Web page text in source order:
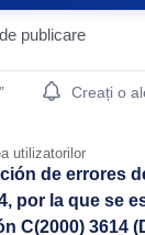
publicare
Creați o
utilizatorilor
de errores
por la que se
C(2000) 3614